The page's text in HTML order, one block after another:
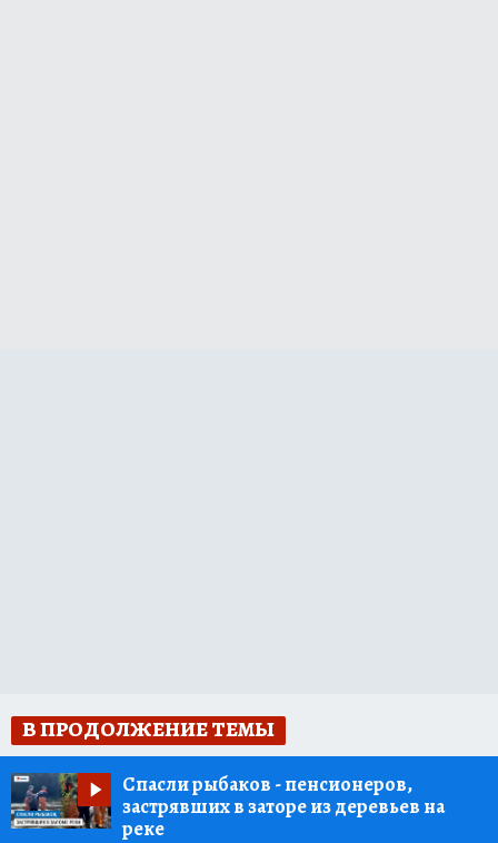
В ПРОДОЛЖЕНИЕ ТЕМЫ
Спасли рыбаков - пенсионеров,
застрявших в заторе из деревьев на
реке